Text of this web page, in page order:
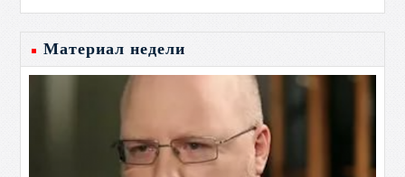
Материал недели